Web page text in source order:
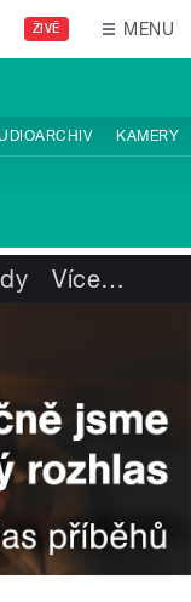
ŽIVĚ MENU
KAMERY
Více…